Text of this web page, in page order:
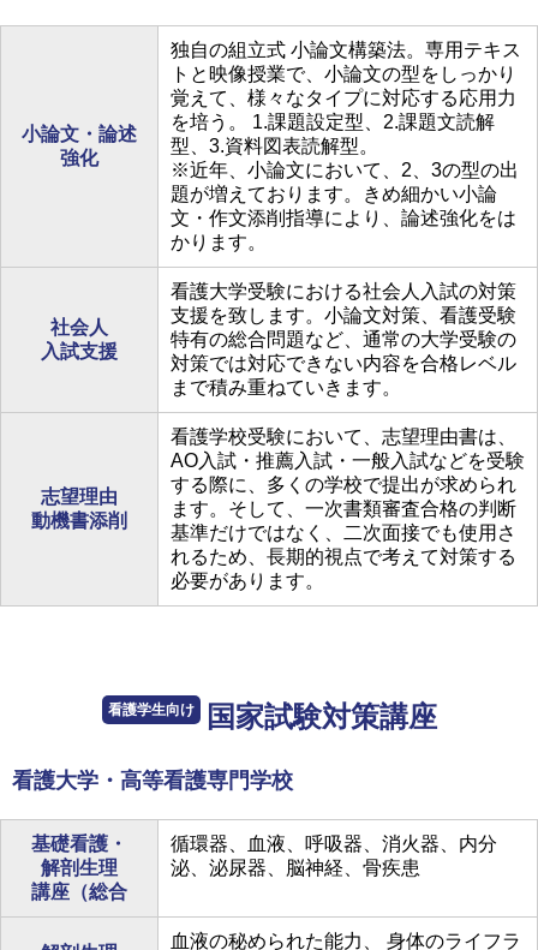
小論文・論述
強化
独自の組立式 小論文構築法。専用テキス
トと映像授業で、小論文の型をしっかり
覚えて、様々なタイプに対応する応用力
を培う。 1.課題設定型、2.課題文読解
型、3.資料図表読解型。
※近年、小論文において、2、3の型の出
題が増えております。きめ細かい小論
文・作文添削指導により、論述強化をは
かります。
社会人
入試支援
看護大学受験における社会人入試の対策
支援を致します。小論文対策、看護受験
特有の総合問題など、通常の大学受験の
対策では対応できない内容を合格レベル
まで積み重ねていきます。
志望理由
動機書添削
看護学校受験において、志望理由書は、
AO入試・推薦入試・一般入試などを受験
する際に、多くの学校で提出が求められ
ます。そして、一次書類審査合格の判断
基準だけではなく、二次面接でも使用さ
れるため、長期的視点で考えて対策する
必要があります。
看護学生向け 国家試験対策講座
看護大学・高等看護専門学校
基礎看護・
解剖生理
講座（総合
循環器、血液、呼吸器、消火器、内分
泌、泌尿器、脳神経、骨疾患
血液の秘められた能力、 身体のライフラ